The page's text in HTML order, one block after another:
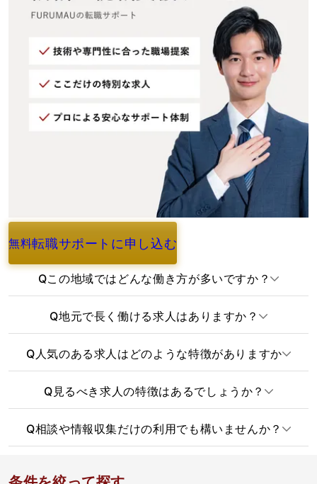
無料転職サポートに申し込む
よくあるご質問
Qこの地域ではどんな働き方が多いですか？
Q地元で長く働ける求人はありますか？
Q人気のある求人はどのような特徴がありますか
Q 見るべき求人の特徴はあるでしょうか？
Q相談や情報収集だけの利用でも構いませんか？